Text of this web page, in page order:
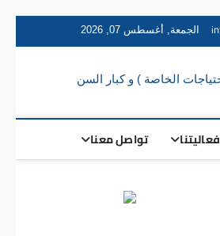
الجمعة, أغسطس 07, 2026
مجتمعية
أصحاب
فعاليتنا تواصل معنا